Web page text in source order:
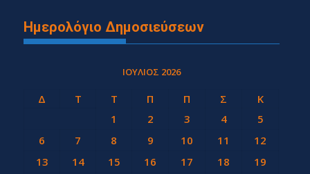
Ημερολόγιο Δημοσιεύσεων
ΙΟΎΛΙΟΣ 2026
Δ Τ Τ Π Π Σ
Κ
1
2 3 4
5
6
7 8 9 10 11
12
13
14 15 16 17 18
19